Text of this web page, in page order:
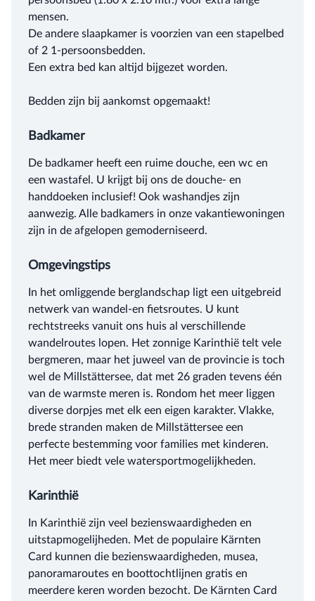
mensen.
De andere slaapkamer is voorzien van een stapelbed
of 2 1-persoonsbedden.
Een extra bed kan altijd bijgezet worden.
Bedden zijn bij aankomst opgemaakt!
Badkamer
De badkamer heeft een ruime douche, een wc en
een wastafel. U krijgt bij ons de douche- en
handdoeken inclusief! Ook washandjes zijn
aanwezig. Alle badkamers in onze vakantiewoningen
zijn in de afgelopen gemoderniseerd.
Omgevingstips
In het omliggende berglandschap ligt een uitgebreid
netwerk van wandel-en fietsroutes. U kunt
rechtstreeks vanuit ons huis al verschillende
wandelroutes lopen. Het zonnige Karinthië telt vele
bergmeren, maar het juweel van de provincie is toch
wel de Millstättersee, dat met 26 graden tevens één
van de warmste meren is. Rondom het meer liggen
diverse dorpjes met elk een eigen karakter. Vlakke,
brede stranden maken de Millstättersee een
perfecte bestemming voor families met kinderen.
Het meer biedt vele watersportmogelijkheden.
Karinthië
In Karinthië zijn veel bezienswaardigheden en
uitstapmogelijheden. Met de populaire Kärnten
Card kunnen die bezienswaardigheden, musea,
panoramaroutes en boottochtlijnen gratis en
meerdere keren worden bezocht. De Kärnten Card